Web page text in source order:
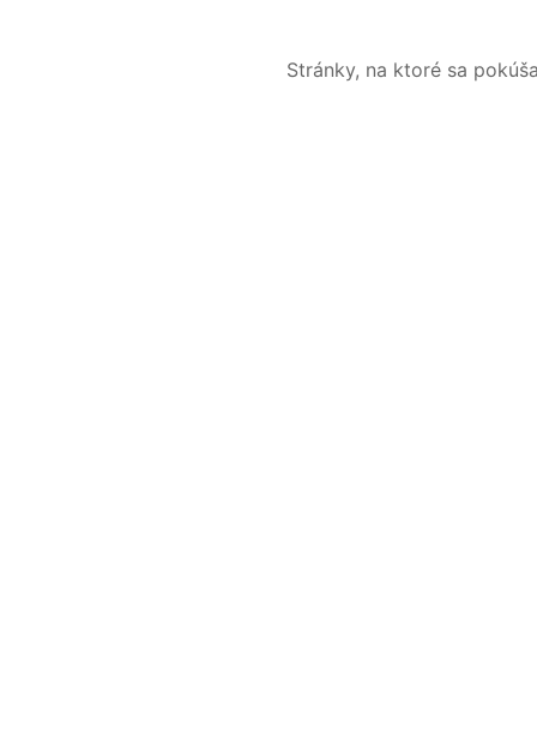
Stránky, na ktoré sa